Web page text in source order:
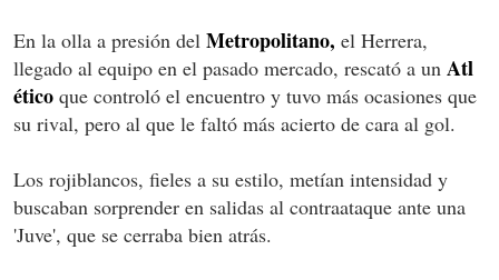
En la olla a presión del Metropolitano, el Herrera,
llegado al equipo en el pasado mercado, rescató a un Atl
ético que controló el encuentro y tuvo más ocasiones que
su rival, pero al que le faltó más acierto de cara al gol.
Los rojiblancos, fieles a su estilo, metían intensidad y
buscaban sorprender en salidas al contraataque ante una
'Juve', que se cerraba bien atrás.